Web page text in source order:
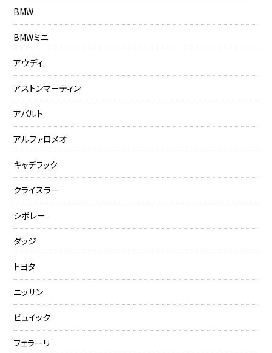
BMW
BMWミニ
アウディ
アストンマーティン
アバルト
アルファロメオ
キャデラック
クライスラー
シボレー
ダッジ
トヨタ
ニッサン
ビュイック
フェラーリ